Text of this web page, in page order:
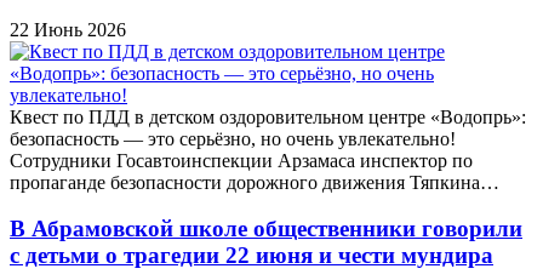
22 Июнь 2026
Квест по ПДД в детском оздоровительном центре «Водопрь»:
безопасность — это серьёзно, но очень увлекательно!
Сотрудники Госавтоинспекции Арзамаса инспектор по
пропаганде безопасности дорожного движения Тяпкина…
В Абрамовской школе общественники говорили
с детьми о трагедии 22 июня и чести мундира